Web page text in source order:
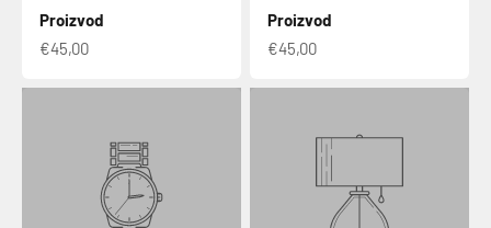
Proizvod
€45,00
Proizvod
€45,00